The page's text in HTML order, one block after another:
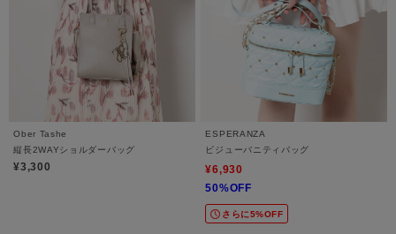
Ober Tashe
縦長2WAYショルダーバッグ
¥3,300
ESPERANZA
ビジューバニティバッグ
¥6,930
50%OFF
さらに5%OFF